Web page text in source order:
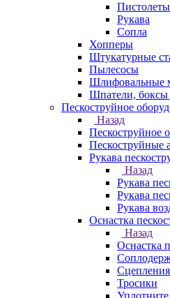
Пистолеты
Рукава
Сопла
Хопперы
Штукатурные
Пылесосы
Шлифовальные
Шпатели, боксы
Пескоструйное
Назад
Пескоструйное
Пескоструйные
Рукава
Назад
Рукава
Рукава
Рукава
Оснастка
Назад
Оснастка
Сцепления
Тросики